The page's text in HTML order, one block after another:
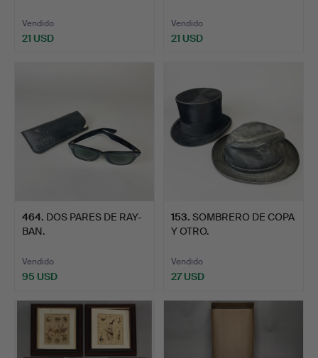
Vendido
21 USD
Vendido
21 USD
464. DOS PARES DE RAY-
BAN.
Vendido
95 USD
153. SOMBRERO DE COPA
Y OTRO.
Vendido
27 USD